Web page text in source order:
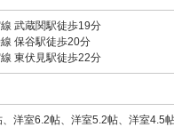
武蔵関駅徒歩19分
保谷駅徒歩20分
東伏見駅徒歩22分
、洋室6.2帖、洋室5.2帖、洋室4.5